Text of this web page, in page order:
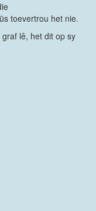
toevertrou het nie.
lê, het dit op sy